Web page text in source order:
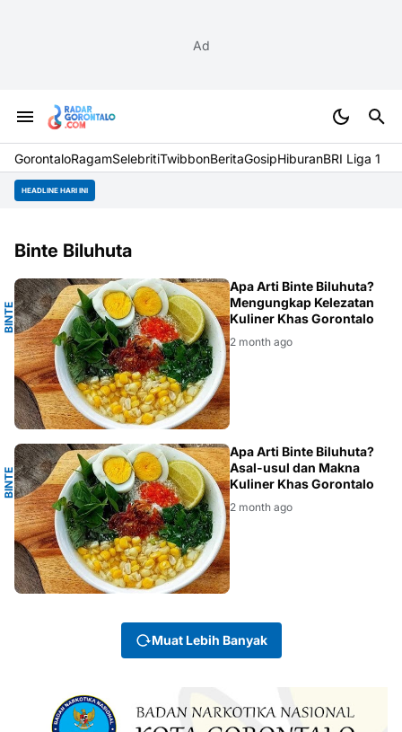
Ad
GorontaloRagamSelebritiTwibbonBeritaGosipHiburanBRI Liga 1
HEADLINE HARI INI
Binte Biluhuta
B
I
N
T
E
B
I
L
U
H
U
TA
Apa Arti Binte Biluhuta?
Mengungkap Kelezatan
Kuliner Khas Gorontalo
2 month ago
B
I
N
T
E
B
I
L
U
H
U
TA
Apa Arti Binte Biluhuta?
Asal-usul dan Makna
Kuliner Khas Gorontalo
2 month ago
Muat Lebih Banyak